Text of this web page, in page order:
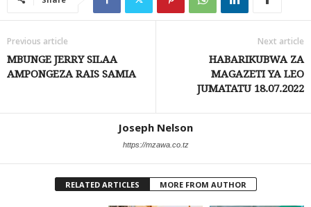
Previous article
MBUNGE JERRY SILAA
AMPONGEZA RAIS SAMIA
Next article
HABARIKUBWA ZA
MAGAZETI YA LEO
JUMATATU 18.07.2022
Joseph Nelson
https://mzawa.co.tz
RELATED ARTICLES MORE FROM AUTHOR